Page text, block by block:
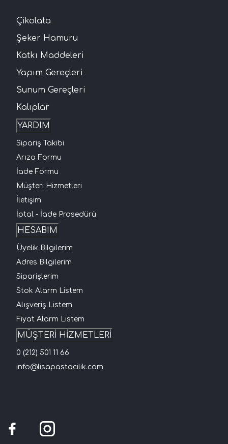
Çikolata
Şeker Hamuru
Katkı Maddeleri
Yapım Gereçleri
Sunum Gereçleri
Kalıplar
YARDIM
Sipariş Takibi
Arıza Formu
İade Formu
Müşteri Hizmetleri
İletişim
İptal - İade Prosedürü
HESABIM
Üyelik Bilgilerim
Adres Bilgilerim
Siparişlerim
Stok Alarm Listem
Alışveriş Listem
Fiyat Alarm Listem
MÜŞTERİ HİZMETLERİ
0 (212) 501 11 66
info@lisapastacilik.com